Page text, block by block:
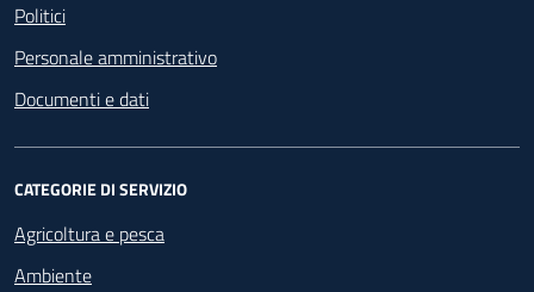
Politici
Personale amministrativo
Documenti e dati
CATEGORIE DI SERVIZIO
Agricoltura e pesca
Ambiente